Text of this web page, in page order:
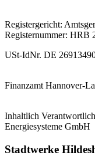
Registergericht:
Registernummer: HRB
USt-IdNr. DE
Finanzamt Hannover-
Inhaltlich
Energiesysteme GmbH
Stadtwerke